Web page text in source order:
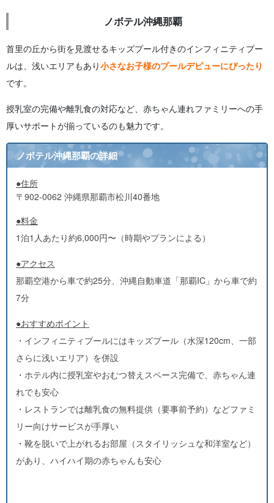
ノボテル沖縄那覇
首里の丘から街を見渡せるキッズプール付きのインフィニティプー
ルは、浅いエリアもあり小さなお子様のプールデビューにぴったり
です。
授乳室の完備や離乳食の対応など、赤ちゃん連れファミリーへの手
厚いサポートが揃っているのも魅力です。
ノボテル沖縄那覇の詳細
●住所
〒902-0062 沖縄県那覇市松川40番地
●料金
1泊1人あたり約6,000円〜（時期やプランによる）
●アクセス
那覇空港から車で約25分、沖縄自動車道「那覇IC」から車で約
7分
●おすすめポイント
・インフィニティプールにはキッズプール（水深120cm、一部
さらに浅いエリア）を併設
・ホテル内に授乳室やおむつ替えスペース完備で、赤ちゃん連
れでも安心
・レストランでは離乳食の無料提供（要事前予約）などファミ
リー向けサービスが手厚い
・靴を脱いで上がれるお部屋（スタイリッシュな和洋室など）
があり、ハイハイ期の赤ちゃんも安心